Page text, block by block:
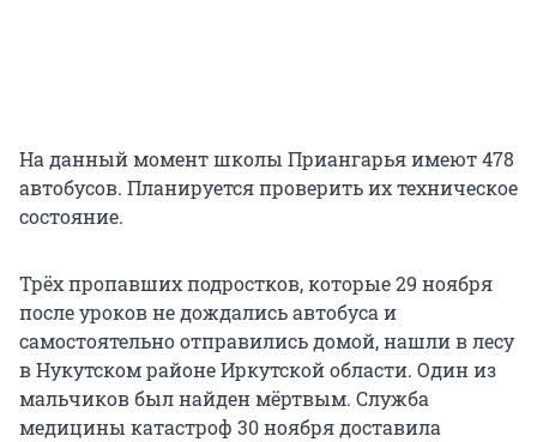
На данный момент школы Приангарья имеют 478
автобусов. Планируется проверить их техническое
состояние.
Трёх пропавших подростков, которые 29 ноября
после уроков не дождались автобуса и
самостоятельно отправились домой, нашли в лесу
в Нукутском районе Иркутской области. Один из
мальчиков был найден мёртвым. Служба
медицины катастроф 30 ноября доставила